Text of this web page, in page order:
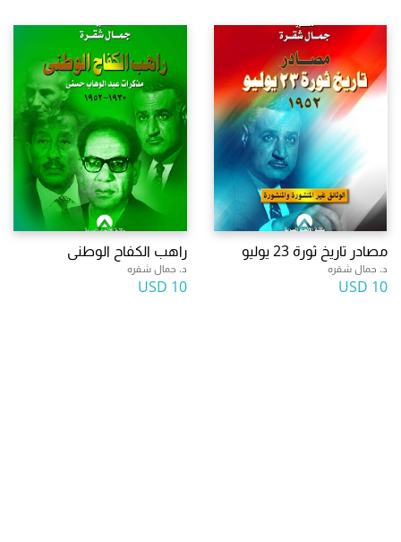
مصادر تاريخ ثورة 23 يوليو
د. جمال شقره
10 USD
راهب الكفاح الوطنى
د. جمال شقره
10 USD